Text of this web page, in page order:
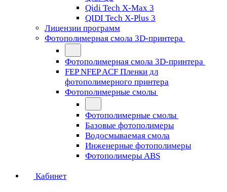
Qidi Tech X-Max 3
QIDI Tech X-Plus 3
Лицензии программ
Фотополимерная смола 3D-принтера
Фотополимерная смола 3D-принтера
FEP NFEP ACF Пленки дл
фотополимерного принтера
Фотополимерные смолы
Фотополимерные смолы
Базовые фотополимеры
Водосмываемая смола
Инженерные фотополимеры
Фотополимеры ABS
Кабинет